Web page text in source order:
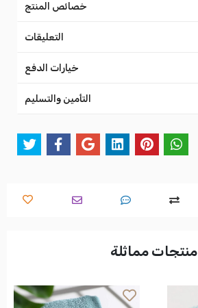
خصائص المنتج
التعليقات
خيارات الدفع
التأمين والتسليم
منتجات مماثلة